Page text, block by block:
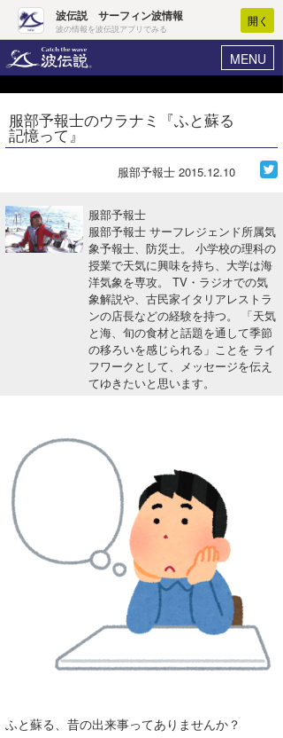
波伝説 サーフィン波情報
波の情報を波伝説アプリでみる
開く
MENU
ヘルプ マイホーム
ログイン
波情報･概況
WAVE HUNTER波予想ツール
サーフィンエリアガイド
会員メニュー
服部予報士のウラナミ『ふと蘇る
記憶って』
服部予報士 2015.12.10
服部予報士
服部予報士 サーフレジェンド所属気
象予報士、防災士。 小学校の理科の
授業で天気に興味を持ち、大学は海
洋気象を専攻。 TV・ラジオでの気
象解説や、古民家イタリアレストラ
ンの店長などの経験を持つ。 「天気
と海、旬の食材と話題を通して季節
の移ろいを感じられる」ことを ライ
フワークとして、メッセージを伝え
てゆきたいと思います。
ふと蘇る、昔の出来事ってありませんか？
Core Surf Japan
アート＆エンタメ
ショップ情報
ショップ情報
千葉北
大阪
その他
ルール＆How to